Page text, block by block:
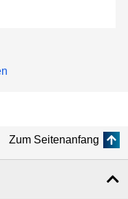
Zum Seitenanfang